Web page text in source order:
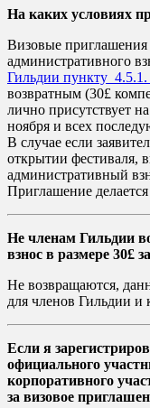
На каких условиях
Визовые
административного
Гильдии пункту 4.5.1.
возвратным (30£
лично присутствует
ноября и всех
В случае если
открытии фестиваля,
административный
Приглашение
Не членам Гильдии
взнос в размере 30£
Не возвращаются,
для членов Гильдии и
Если я
официального
корпоративного
за визовое